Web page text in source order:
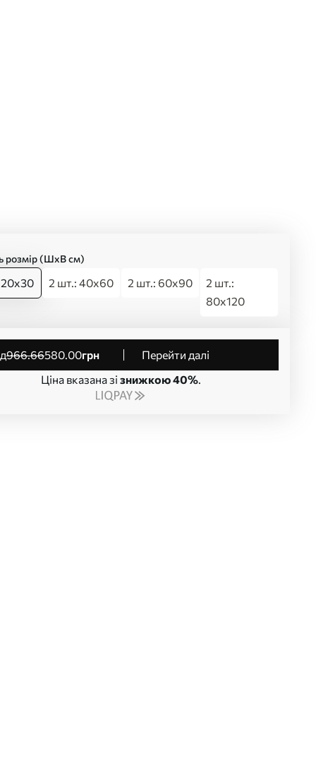
розмір (ШхВ см)
2 шт.: 40x60 2 шт.: 60x90
2 шт.:
80x120
966.66580.00грн
Перейти далі
Ціна вказана зі знижкою 40%.